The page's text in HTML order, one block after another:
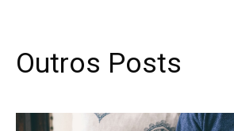
Outros Posts